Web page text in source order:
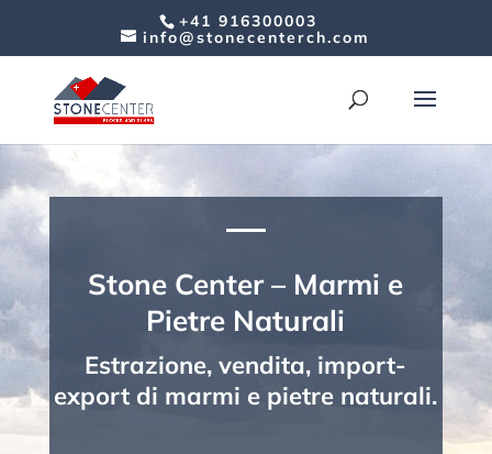
+41 916300003
info@stonecenterch.com
Stone Center – Marmi e
Pietre Naturali
Estrazione, vendita, import-
export di marmi e pietre naturali.